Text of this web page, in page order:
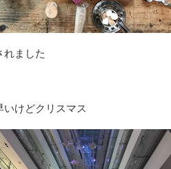
れました
いけどクリスマス